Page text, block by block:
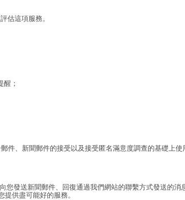
估這項服務。
；
、新聞郵件的接受以及接受匿名滿意度調查的基礎上使
發送新聞郵件、回復通過我們網站的聯繫方式發送的
供盡可能好的服務。